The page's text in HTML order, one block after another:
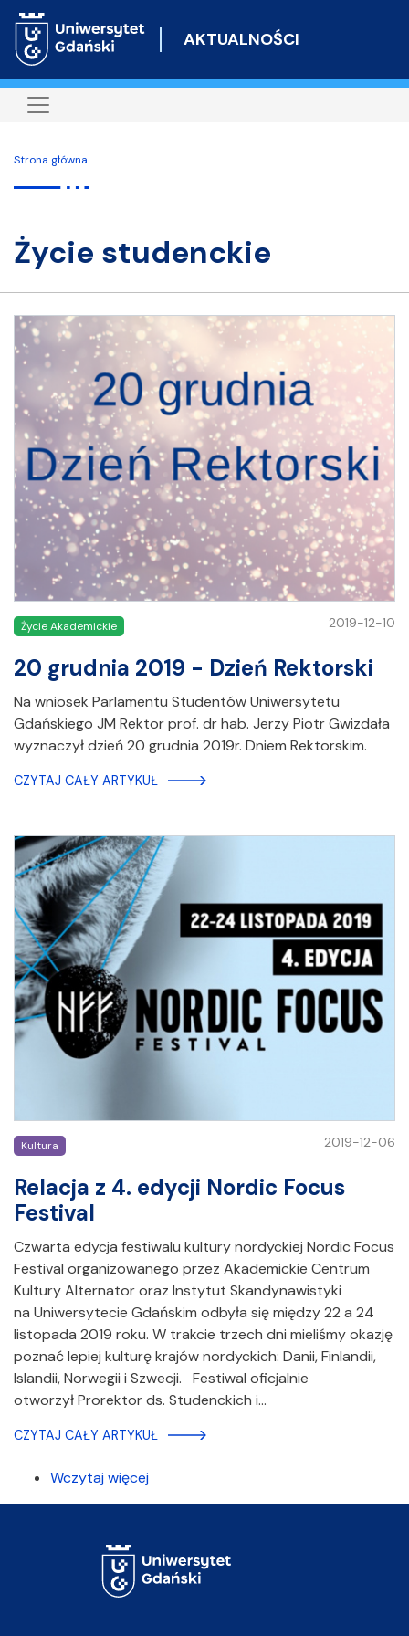
do
AKTUALNOŚCI
Strona główna
życie studenckie
Życie Akademickie 2019-12-10
20 grudnia 2019 - Dzień Rektorski
Na wniosek Parlamentu Studentów Uniwersytetu
Gdańskiego JM Rektor prof. dr hab. Jerzy Piotr Gwizdała
wyznaczył dzień 20 grudnia 2019r. Dniem Rektorskim.
CZYTAJ CAŁY ARTYKUŁ
Kultura 2019-12-06
Relacja z 4. edycji Nordic Focus
Festival
Czwarta edycja festiwalu kultury nordyckiej Nordic Focus
Festival organizowanego przez Akademickie Centrum
Kultury Alternator oraz Instytut Skandynawistyki
na Uniwersytecie Gdańskim odbyła się między 22 a 24
listopada 2019 roku. W trakcie trzech dni mieliśmy okazję
poznać lepiej kulturę krajów nordyckich: Danii, Finlandii,
Islandii, Norwegii i Szwecji. Festiwal oficjalnie
otworzył Prorektor ds. Studenckich i…
CZYTAJ CAŁY ARTYKUŁ
Wczytaj więcej